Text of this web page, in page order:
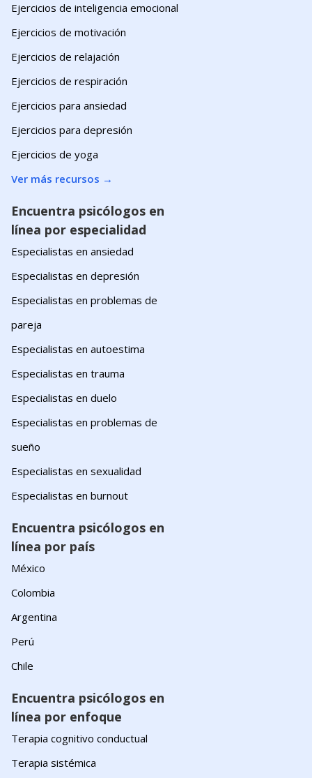
Ejercicios de inteligencia emocional
Ejercicios de motivación
Ejercicios de relajación
Ejercicios de respiración
Ejercicios para ansiedad
Ejercicios para depresión
Ejercicios de yoga
Ver más recursos →
Encuentra psicólogos en
línea por especialidad
Especialistas en ansiedad
Especialistas en depresión
Especialistas en problemas de
pareja
Especialistas en autoestima
Especialistas en trauma
Especialistas en duelo
Especialistas en problemas de
sueño
Especialistas en sexualidad
Especialistas en burnout
Encuentra psicólogos en
línea por país
México
Colombia
Argentina
Perú
Chile
Encuentra psicólogos en
línea por enfoque
Terapia cognitivo conductual
Terapia sistémica